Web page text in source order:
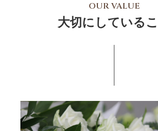
OUR VALUE
大切にしている